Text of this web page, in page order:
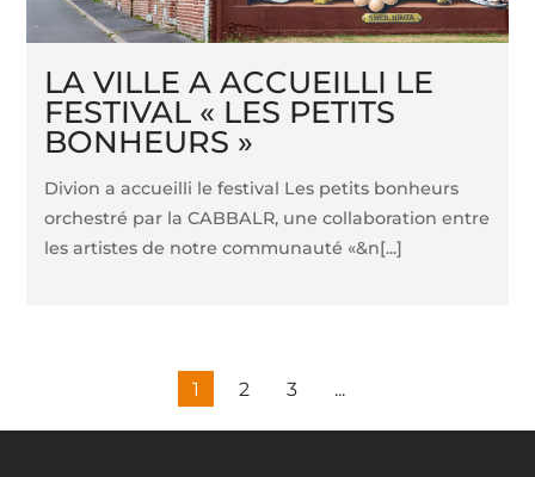
LA VILLE A ACCUEILLI LE
FESTIVAL « LES PETITS
BONHEURS »
Divion a accueilli le festival Les petits bonheurs
orchestré par la CABBALR, une collaboration entre
les artistes de notre communauté «&n[...]
1 2 3 ...